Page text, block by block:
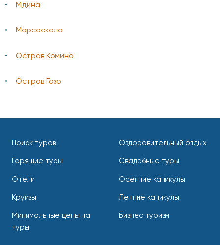
Мдина
Марсаскала
Остров Комино
Остров Гозо
Поиск туров
Горящие туры
Отели
Круизы
Минимальные цены на
туры
Оздоровительный отдых
Свадебные туры
Осенние каникулы
Летние каникулы
Бизнес туризм